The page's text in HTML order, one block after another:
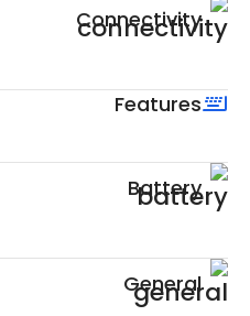
Connectivity
Features
Battery
General